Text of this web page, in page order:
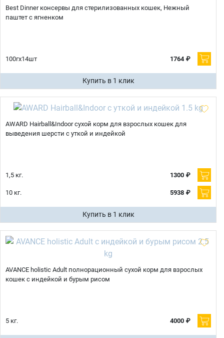
Best Dinner консервы для стерилизованных кошек, Нежный
паштет с ягненком
100гх14шт 1764 ₽
Купить в 1 клик
AWARD Hairball&Indoor сухой корм для взрослых кошек для
выведения шерсти с уткой и индейкой
1,5 кг. 1300 ₽
10 кг. 5938 ₽
Купить в 1 клик
AVANCE holistic Adult полнорационный сухой корм для взрослых
кошек с индейкой и бурым рисом
5 кг. 4000 ₽